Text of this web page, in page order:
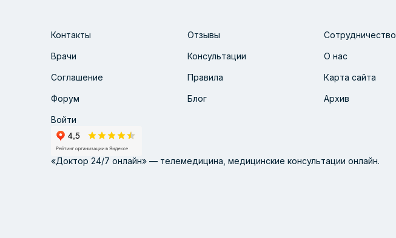
Контакты Отзывы Сотрудничество
Врачи Консультации О нас
Соглашение Правила Карта сайта
Форум Блог Архив
Войти
«Доктор 24/7 онлайн» — телемедицина, медицинские консультации онлайн.